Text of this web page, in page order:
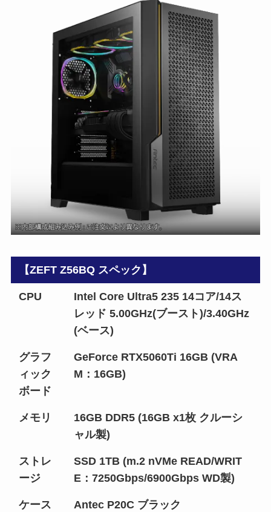
【ZEFT Z56BQ スペック】
CPU
Intel Core Ultra5 235 14コア/14ス
レッド 5.00GHz(ブースト)/3.40GHz
(ベース)
グラフ
ィック
ボード
GeForce RTX5060Ti 16GB (VRA
M：16GB)
メモリ
16GB DDR5 (16GB x1枚 クルーシ
ャル製)
ストレ
ージ
SSD 1TB (m.2 nVMe READ/WRIT
E：7250Gbps/6900Gbps WD製)
ケース Antec P20C ブラック